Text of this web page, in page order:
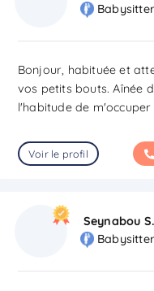
Bonjour, habituée et
vos petits bouts. Aînée
l'habitude de
Voir le profil
Seynabou S.